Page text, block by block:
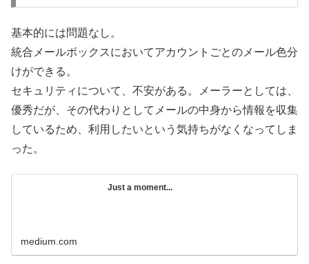
基本的には問題なし。
統合メールボックスにおいてアカウントごとのメール色分
けができる。
セキュリティについて、不安がある。メーラーとしては、
優秀だが、その代わりとしてメールの中身から情報を収集
しているため、利用したいという気持ちがなくなってしま
った。
Just a moment...
medium.com